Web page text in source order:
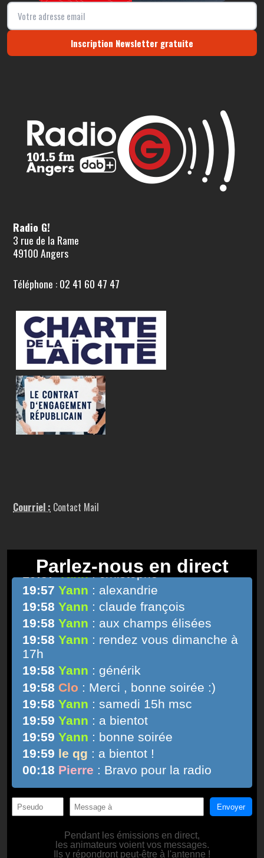
Inscription Newsletter gratuite
Radio G!
3 rue de la Rame
49100 Angers
Téléphone : 02 41 60 47 47
Courriel : Contact Mail